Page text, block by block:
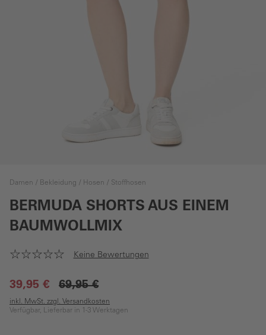
Damen Bekleidung Hosen Stoffhosen
BERMUDA SHORTS AUS EINEM
BAUMWOLLMIX
Keine Bewertungen
39,95 € 69,95 €
inkl. MwSt. zzgl. Versandkosten
Verfügbar, Lieferbar in 1-3 Werktagen